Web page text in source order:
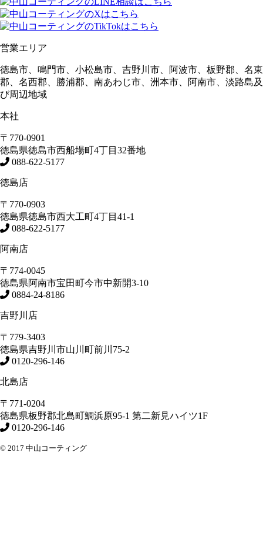
営業エリア
徳島市、鳴門市、小松島市、吉野川市、阿波市、板野郡、名東
郡、名西郡、勝浦郡、南あわじ市、洲本市、阿南市、淡路島及
び周辺地域
本社
〒770-0901
徳島県徳島市西船場町4丁目32番地
088-622-5177
徳島店
〒770-0903
徳島県徳島市西大工町4丁目41-1
088-622-5177
阿南店
〒774-0045
徳島県阿南市宝田町今市中新開3-10
0884-24-8186
吉野川店
〒779-3403
徳島県吉野川市山川町前川75-2
0120-296-146
北島店
〒771-0204
徳島県板野郡北島町鯛浜原95-1 第二新見ハイツ1F
0120-296-146
© 2017 中山コーティング